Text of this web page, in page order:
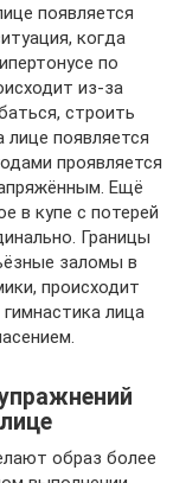
появляется
когда
по
из-за
строить
появляется
проявляется
Ещё
в купе с потерей
Границы
заломы в
происходит
лица
образ более